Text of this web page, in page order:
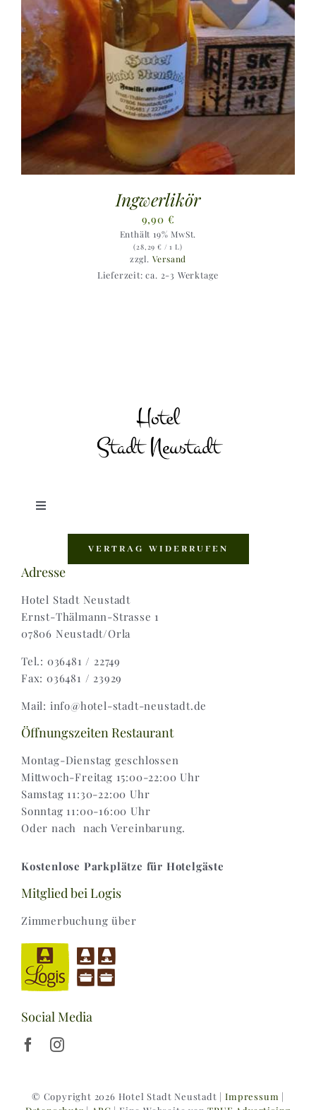
Ingwerlikör
9,90 €
Enthält 19% MwSt.
(28,29€ / 1 L)
zzgl. Versand
Lieferzeit: ca. 2-3 Werktage
Toggle
Zahlungsweisen |
Widerruf |
Versand & Lieferung
VERTRAG WIDERRUFEN
Adresse
Hotel Stadt Neustadt
Ernst-Thälmann-Strasse 1
07806 Neustadt/Orla
Tel.: 036481 / 22749
Fax: 036481 / 23929
Mail: info@hotel-stadt-neustadt.de
Öffnungszeiten Restaurant
Montag-Dienstag geschlossen
Mittwoch-Freitag 15:00-22:00 Uhr
Samstag 11:30-22:00 Uhr
Sonntag 11:00-16:00 Uhr
Oder nach nach Vereinbarung.
Kostenlose Parkplätze für Hotelgäste
Mitglied bei Logis
Zimmerbuchung über
Social Media
© Copyright 2026 Hotel Stadt Neustadt |Impressum |